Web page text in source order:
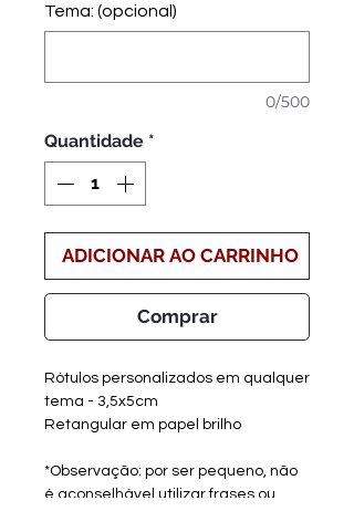
Tema: (opcional)
0/500
Quantidade *
ADICIONAR AO CARRINHO
Comprar
Rótulos personalizados em qualquer
tema - 3,5x5cm
Retangular em papel brilho
*Observação: por ser pequeno, não
é aconselhável utilizar frases ou